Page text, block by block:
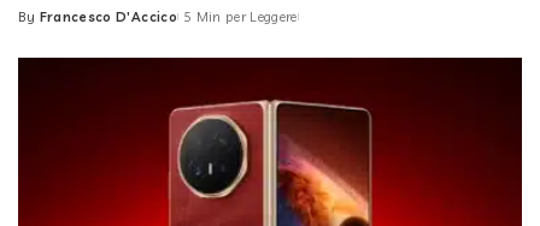
Posted
By Francesco D'Accico 5 Min per Leggere